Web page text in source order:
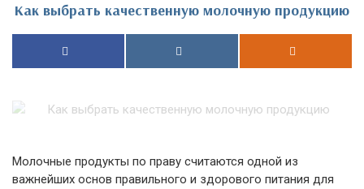
Как выбрать качественную молочную продукцию
Молочные продукты по праву считаются одной из
важнейших основ правильного и здорового питания для